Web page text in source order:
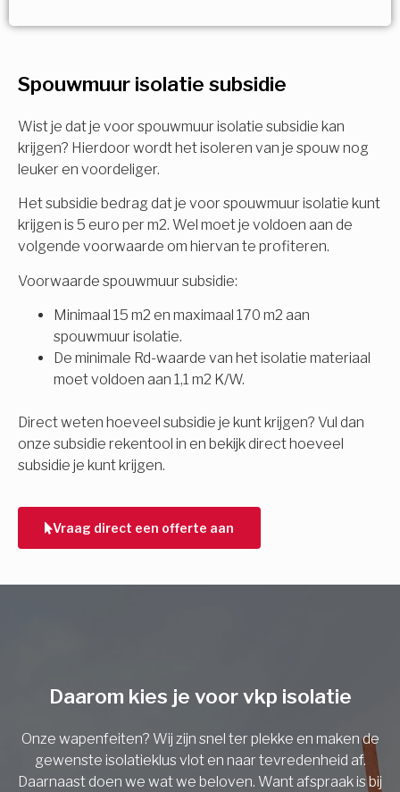
Spouwmuur isolatie subsidie
Wist je dat je voor spouwmuur isolatie subsidie kan
krijgen? Hierdoor wordt het isoleren van je spouw nog
leuker en voordeliger.
Het subsidie bedrag dat je voor spouwmuur isolatie kunt
krijgen is 5 euro per m2. Wel moet je voldoen aan de
volgende voorwaarde om hiervan te profiteren.
Voorwaarde spouwmuur subsidie:
Minimaal 15 m2 en maximaal 170 m2 aan
spouwmuur isolatie.
De minimale Rd-waarde van het isolatie materiaal
moet voldoen aan 1,1 m2 K/W.
Direct weten hoeveel subsidie je kunt krijgen? Vul dan
onze subsidie rekentool in en bekijk direct hoeveel
subsidie je kunt krijgen.
Vraag direct een offerte aan
Meerdere keuzes mogelijk
Isolatiemaatregel
Spouwisolatie
Vloerisolatie
Dakisolatie
Gevelisolatie
Vorige
subsidie!
Vul uw gegevens in en ontvang nu direct uw
berekening per mail.
Voornaam
Achternaam
Vorige
Daarom kies je voor vkp isolatie
Onze wapenfeiten? Wij zijn snel ter plekke en maken de
gewenste isolatieklus vlot en naar tevredenheid af.
Daarnaast doen we wat we beloven. Want afspraak is bij